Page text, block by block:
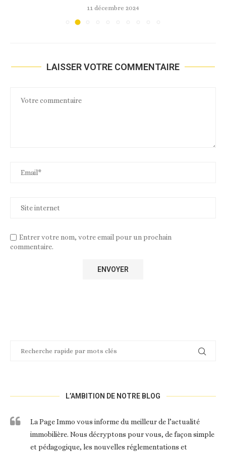
11 décembre 2024
LAISSER VOTRE COMMENTAIRE
Entrer votre nom, votre email pour un prochain
commentaire.
L’AMBITION DE NOTRE BLOG
La Page Immo vous informe du meilleur de l’actualité
immobilière. Nous décryptons pour vous, de façon simple
et pédagogique, les nouvelles réglementations et